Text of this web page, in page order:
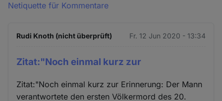
Netiquette für Kommentare
Rudi Knoth (nicht überprüft) Fr. 12 Jun 2020 - 13:34
Zitat:"Noch einmal kurz zur
Zitat:"Noch einmal kurz zur Erinnerung: Der Mann
verantwortete den ersten Völkermord des 20.